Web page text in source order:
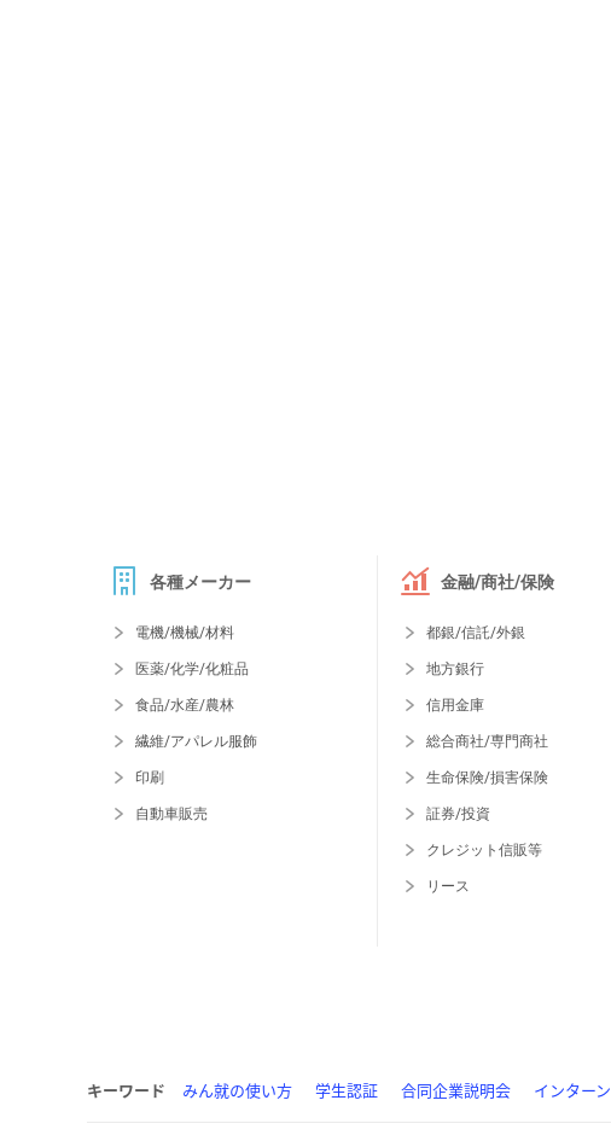
各種メーカー
電機/機械/材料
医薬/化学/化粧品
食品/水産/農林
繊維/アパレル服飾
印刷
自動車販売
金融/商社/保険
都銀/信託/外銀
地方銀行
信用金庫
総合商社/専門商社
生命保険/損害保険
証券/投資
クレジット信販等
リース
キーワード みん就の使い方 学生認証 合同企業説明会 インターン